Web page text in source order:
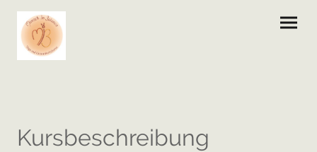
Kursbeschreibung